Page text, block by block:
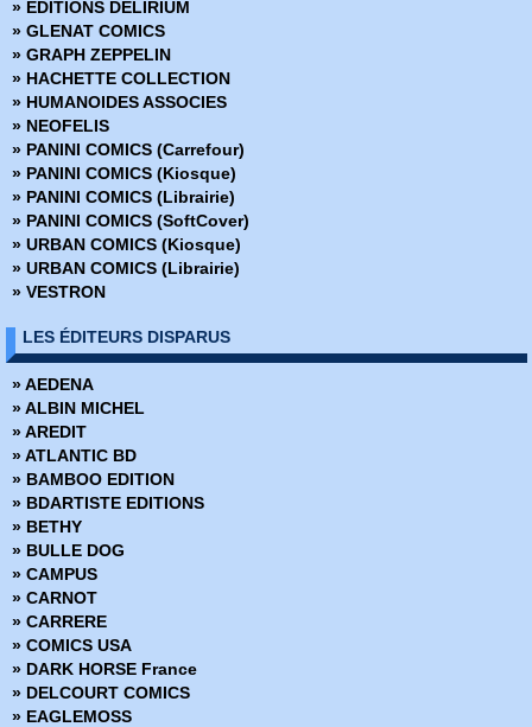
› Spécial strange 30
› Spécial strange 31
› Spécial strange 32
› Spécial strange 33
› Spécial strange 34
› Spécial strange 35
› Spécial strange 36
› Spécial strange 37
› Spécial strange 38
› Spécial strange 39
› Spécial strange 40
› Spécial strange 41
Spécial strange 42
› Spécial strange 44
› Spécial strange 45
› Spécial strange 46
› Spécial strange 47
› Spécial strange 48
› Spécial strange 49
› Spécial strange 50
› Spécial strange 51
› Spécial strange 52
› Spécial strange 53
› Spécial strange 54
› Spécial strange 55
› Spécial strange 56
› Spécial strange 57
› Spécial strange 58
› Spécial strange 59
» Une aventure de Kazar
» Une aventure de l'Araignée
» Une aventure des Fantastiques
» Une aventure des X-Men
» EDITIONS DELIRIUM
» GLENAT COMICS
» GRAPH ZEPPELIN
» HACHETTE COLLECTION
» HUMANOIDES ASSOCIES
» NEOFELIS
» PANINI COMICS (Carrefour)
» PANINI COMICS (Kiosque)
» PANINI COMICS (Librairie)
» PANINI COMICS (SoftCover)
» URBAN COMICS (Kiosque)
» URBAN COMICS (Librairie)
» VESTRON
LES ÉDITEURS DISPARUS
» AEDENA
» ALBIN MICHEL
» AREDIT
» ATLANTIC BD
» BAMBOO EDITION
» BDARTISTE EDITIONS
» BETHY
» BULLE DOG
» CAMPUS
» CARNOT
» CARRERE
» COMICS USA
» DARK HORSE France
» DELCOURT COMICS
» EAGLEMOSS